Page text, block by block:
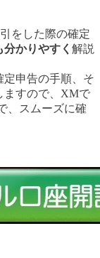
をした際の確定
かりやすく 解説
申告の手順、そ
ますので、XMで
、スムーズに確